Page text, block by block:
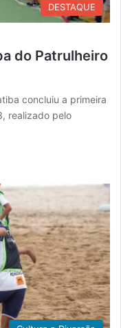
DESTAQUE
do Patrulheiro
concluiu a primeira
realizado pelo